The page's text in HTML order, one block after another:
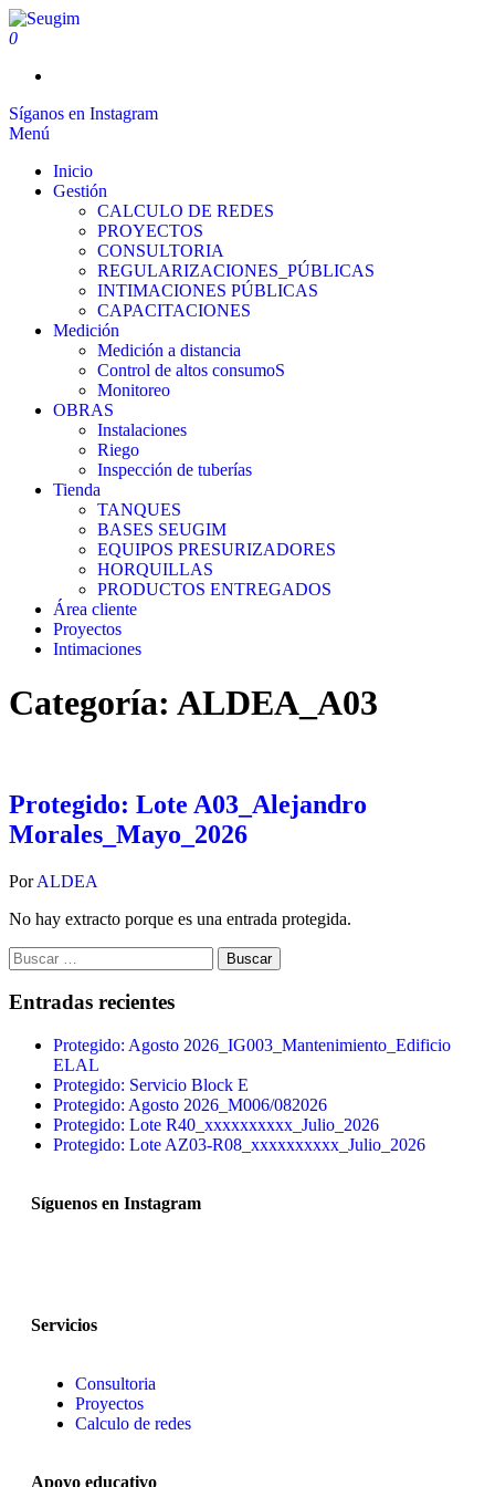
0
Síganos en Instagram
Menú
Inicio
Gestión
CALCULO DE REDES
PROYECTOS
CONSULTORIA
REGULARIZACIONES_PÚBLICAS
INTIMACIONES PÚBLICAS
CAPACITACIONES
Medición
Medición a distancia
Control de altos consumoS
Monitoreo
OBRAS
Instalaciones
Riego
Inspección de tuberías
Tienda
TANQUES
BASES SEUGIM
EQUIPOS PRESURIZADORES
HORQUILLAS
PRODUCTOS ENTREGADOS
Área cliente
Proyectos
Intimaciones
Categoría: ALDEA_A03
Protegido: Lote A03_Alejandro
Morales_Mayo_2026
Por ALDEA
No hay extracto porque es una entrada protegida.
Entradas recientes
Protegido: Agosto 2026_IG003_Mantenimiento_Edificio
ELAL
Protegido: Servicio Block E
Protegido: Agosto 2026_M006/082026
Protegido: Lote R40_xxxxxxxxxx_Julio_2026
Protegido: Lote AZ03-R08_xxxxxxxxxx_Julio_2026
Síguenos en Instagram
Servicios
Consultoria
Proyectos
Calculo de redes
Apoyo educativo